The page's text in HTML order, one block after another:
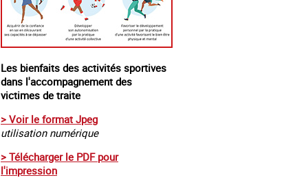
Les bienfaits des activités sportives
dans l'accompagnement des
victimes de traite
> Voir le format Jpeg
utilisation numérique
> Télécharger le PDF pour
l'impression